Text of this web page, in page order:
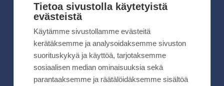
19.05.2026
TAHKOcom palkittiin Vuoden Digiyrityksenä
Tietoa sivustolla käytetyistä
evästeistä
Käytämme sivustollamme evästeitä
kerätäksemme ja analysoidaksemme sivuston
suorituskykyä ja käyttöä, tarjotaksemme
sosiaalisen median ominaisuuksia sekä
parantaaksemme ja räätälöidäksemme sisältöä